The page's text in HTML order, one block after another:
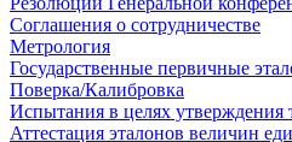
Соглашения о сотрудничестве
Метрология
Государственные первичные
Поверка/Калибровка
Испытания в целях утверждения
Аттестация эталонов величин